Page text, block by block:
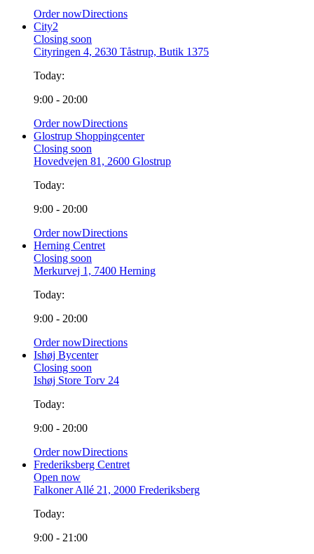
Order nowDirections
City2
Closing soon
Cityringen 4, 2630 Tåstrup, Butik 1375
Today:
9:00 - 20:00
Order nowDirections
Glostrup Shoppingcenter
Closing soon
Hovedvejen 81, 2600 Glostrup
Today:
9:00 - 20:00
Order nowDirections
Herning Centret
Closing soon
Merkurvej 1, 7400 Herning
Today:
9:00 - 20:00
Order nowDirections
Ishøj Bycenter
Closing soon
Ishøj Store Torv 24
Today:
9:00 - 20:00
Order nowDirections
Frederiksberg Centret
Open now
Falkoner Allé 21, 2000 Frederiksberg
Today:
9:00 - 21:00